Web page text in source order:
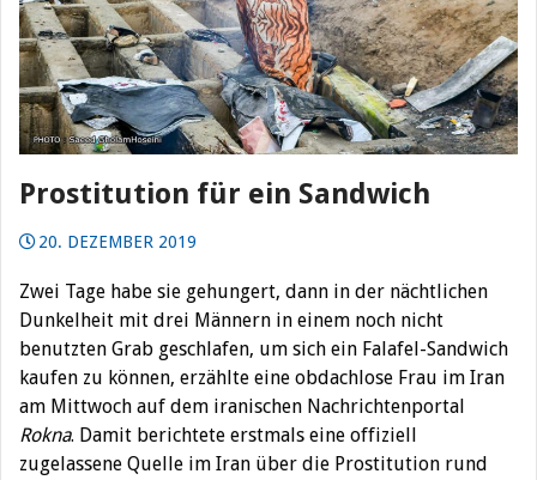
Prostitution für ein Sandwich
20. DEZEMBER 2019
Zwei Tage habe sie gehungert, dann in der nächtlichen
Dunkelheit mit drei Männern in einem noch nicht
benutzten Grab geschlafen, um sich ein Falafel-Sandwich
kaufen zu können, erzählte eine obdachlose Frau im Iran
am Mittwoch auf dem iranischen Nachrichtenportal
Rokna. Damit berichtete erstmals eine offiziell
zugelassene Quelle im Iran über die Prostitution rund